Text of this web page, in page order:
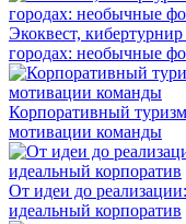
Экоквест,
городах: необычные
Корпоративный
мотивации команды
От идеи до
идеальный корпоратив